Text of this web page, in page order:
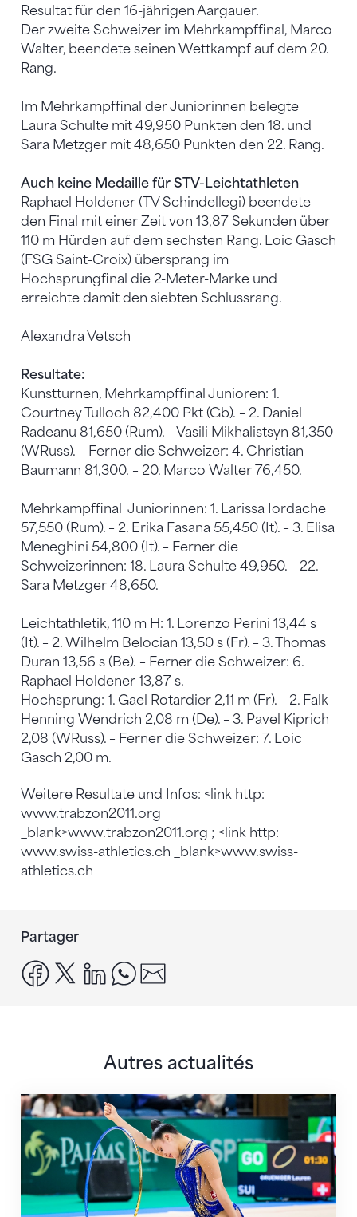
Resultat für den 16-jährigen Aargauer.
Der zweite Schweizer im Mehrkampffinal, Marco
Walter, beendete seinen Wettkampf auf dem 20.
Rang.
Im Mehrkampffinal der Juniorinnen belegte
Laura Schulte mit 49,950 Punkten den 18. und
Sara Metzger mit 48,650 Punkten den 22. Rang.
Auch keine Medaille für STV-Leichtathleten
Raphael Holdener (TV Schindellegi) beendete
den Final mit einer Zeit von 13,87 Sekunden über
110 m Hürden auf dem sechsten Rang. Loic Gasch
(FSG Saint-Croix) übersprang im
Hochsprungfinal die 2-Meter-Marke und
erreichte damit den siebten Schlussrang.
Alexandra Vetsch
Resultate:
Kunstturnen, Mehrkampffinal Junioren: 1.
Courtney Tulloch 82,400 Pkt (Gb). – 2. Daniel
Radeanu 81,650 (Rum). – Vasili Mikhalistsyn 81,350
(WRuss). – Ferner die Schweizer: 4. Christian
Baumann 81,300. – 20. Marco Walter 76,450.
Mehrkampffinal Juniorinnen: 1. Larissa Iordache
57,550 (Rum). – 2. Erika Fasana 55,450 (It). – 3. Elisa
Meneghini 54,800 (It). – Ferner die
Schweizerinnen: 18. Laura Schulte 49,950. – 22.
Sara Metzger 48,650.
Leichtathletik, 110 m H: 1. Lorenzo Perini 13,44 s
(It). – 2. Wilhelm Belocian 13,50 s (Fr). – 3. Thomas
Duran 13,56 s (Be). – Ferner die Schweizer: 6.
Raphael Holdener 13,87 s.
Hochsprung: 1. Gael Rotardier 2,11 m (Fr). – 2. Falk
Henning Wendrich 2,08 m (De). – 3. Pavel Kiprich
2,08 (WRuss). – Ferner die Schweizer: 7. Loic
Gasch 2,00 m.
Weitere Resultate und Infos: <link http:
www.trabzon2011.org
_blank>www.trabzon2011.org ; <link http:
www.swiss-athletics.ch _blank>www.swiss-
athletics.ch
Partager
facebook
x linkedinwhatsapp
Autres actualités
Prochaine étape : les Championnats du monde